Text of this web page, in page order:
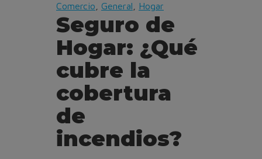
Comercio General Hogar
Seguro de
Hogar: ¿Qué
cubre la
cobertura
de
incendios?